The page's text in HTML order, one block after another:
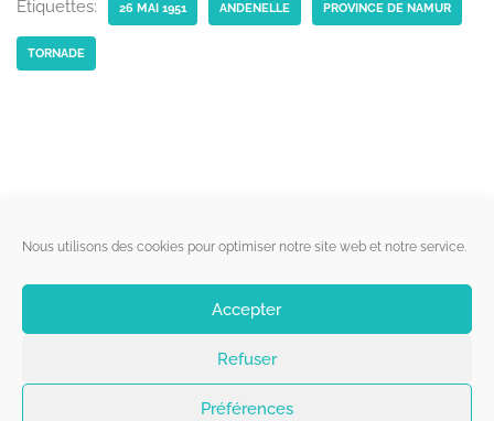
Nous utilisons des cookies pour optimiser notre site web et notre service.
Accepter
Refuser
Préférences
Étiquettes: 26 MAI 1951 ANDENELLE PROVINCE DE NAMUR
TORNADE
Liens utiles
Qui sommes-nous ?
Politique de cookies